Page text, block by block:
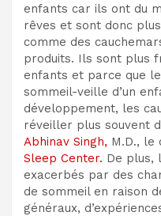
enfants car ils ont du
rêves et sont donc
comme des
produits. Ils sont plus
enfants et parce que
sommeil-veille d’un
développement, les
réveiller plus souvent
Abhinav Singh, M.D., le
Sleep Center. De plus,
exacerbés par des
de sommeil en raison
généraux,